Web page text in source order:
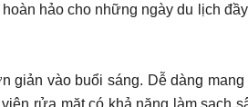
hảo cho những ngày du lịch
vào buổi sáng. Dễ dàng